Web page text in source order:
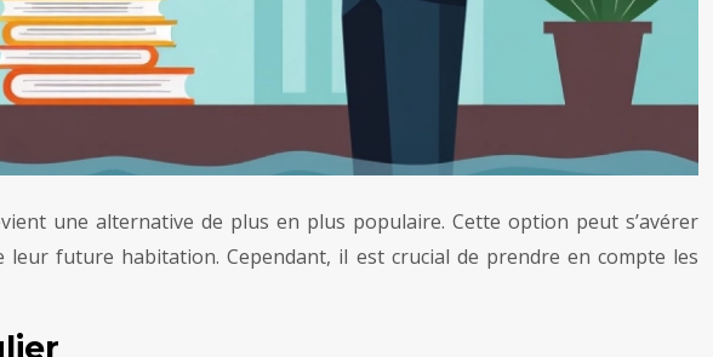
une alternative de plus en plus populaire. Cette option peut s’avérer
future habitation. Cependant, il est crucial de prendre en compte les